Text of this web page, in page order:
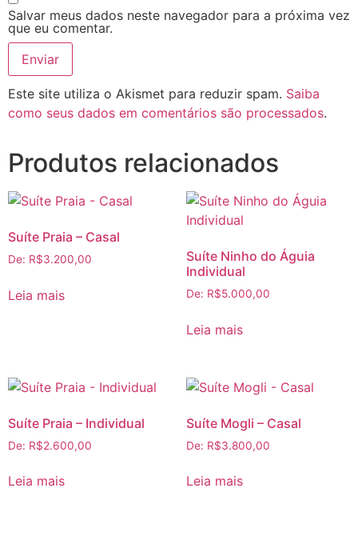
Salvar meus dados neste navegador para a próxima vez
que eu comentar.
Este site utiliza o Akismet para reduzir spam. Saiba
como seus dados em comentários são processados.
Produtos relacionados
Suíte Praia – Casal
De: R$3.200,00
Leia mais
Suíte Ninho do Águia
Individual
De: R$5.000,00
Leia mais
Suíte Praia – Individual
De: R$2.600,00
Leia mais
Suíte Mogli – Casal
De: R$3.800,00
Leia mais